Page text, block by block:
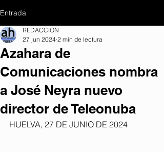
Entrada
Azahara de
Comunicaciones nombra
a José Neyra nuevo
director de Teleonuba
REDACCIÓN
27 jun 2024 2 min de lectura
HUELVA, 27 DE JUNIO DE 2024